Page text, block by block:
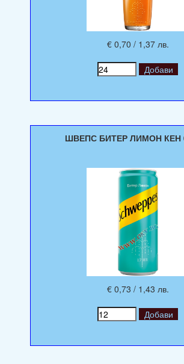
€ 0,70 / 1,37 лв.
ШВЕПС БИТЕР ЛИМОН КЕН
€ 0,73 / 1,43 лв.